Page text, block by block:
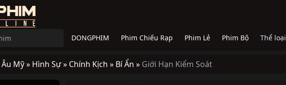
DONGPHIM Phim Chiếu Rạp Phim Lẻ Phim Bộ Thể loại
Âu Mỹ » Hình Sự » Chính Kịch » Bí Ẩn » Giới Hạn Kiểm Soát